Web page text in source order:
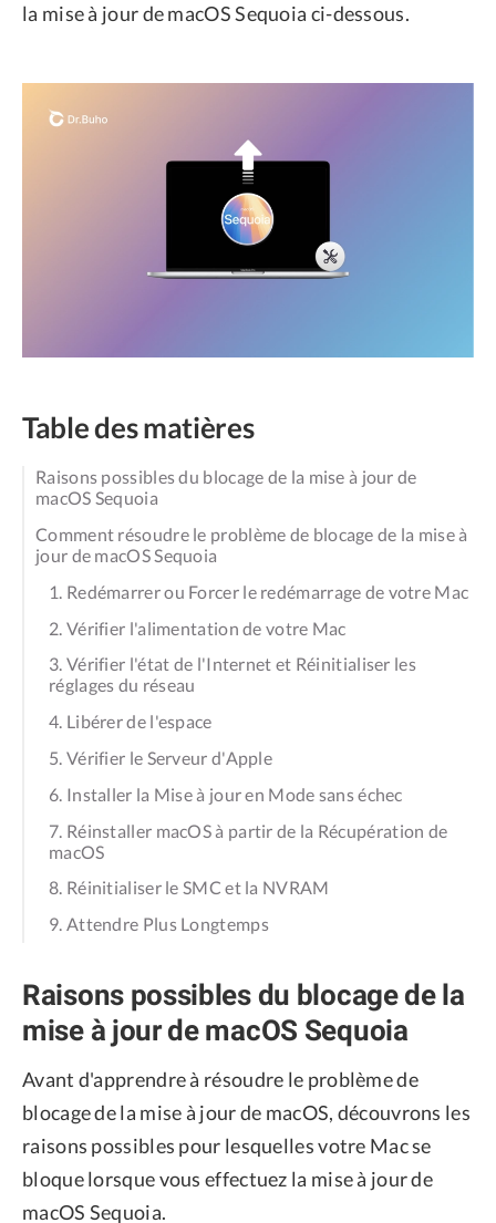
la mise à jour de macOS Sequoia ci-dessous.
Table des matières
Raisons possibles du blocage de la mise à jour de
macOS Sequoia
Comment résoudre le problème de blocage de la mise à
jour de macOS Sequoia
1. Redémarrer ou Forcer le redémarrage de votre Mac
2. Vérifier l'alimentation de votre Mac
3. Vérifier l'état de l'Internet et Réinitialiser les
réglages du réseau
4. Libérer de l'espace
5. Vérifier le Serveur d'Apple
6. Installer la Mise à jour en Mode sans échec
7. Réinstaller macOS à partir de la Récupération de
macOS
8. Réinitialiser le SMC et la NVRAM
9. Attendre Plus Longtemps
Raisons possibles du blocage de la
mise à jour de macOS Sequoia
Avant d'apprendre à résoudre le problème de
blocage de la mise à jour de macOS, découvrons les
raisons possibles pour lesquelles votre Mac se
bloque lorsque vous effectuez la mise à jour de
macOS Sequoia.